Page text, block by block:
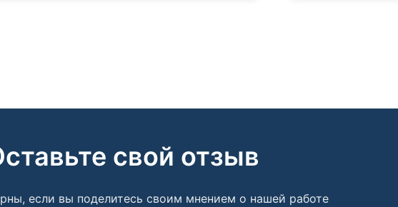
свой отзыв
если вы поделитесь своим мнением о нашей работе